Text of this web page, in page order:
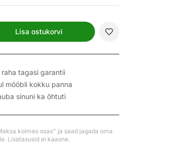
Lisa ostukorvi
tagasi garantii
mööbli kokku panna
sinuni ka õhtuti
kolmes osas" ja saad jagada oma
Lisatasusid ei kaasne.